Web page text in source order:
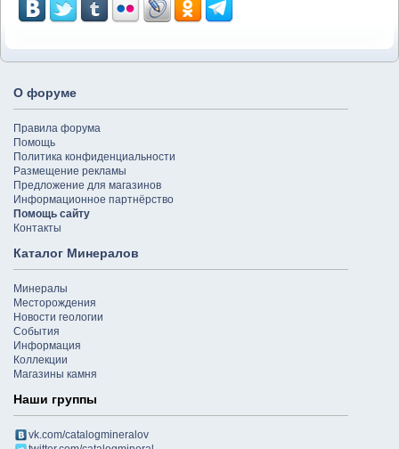
О форуме
Правила форума
Помощь
Политика конфиденциальности
Размещение рекламы
Предложение для магазинов
Информационное партнёрство
Помощь сайту
Контакты
Каталог Минералов
Минералы
Месторождения
Новости геологии
События
Информация
Коллекции
Магазины камня
Наши группы
vk.com/catalogmineralov